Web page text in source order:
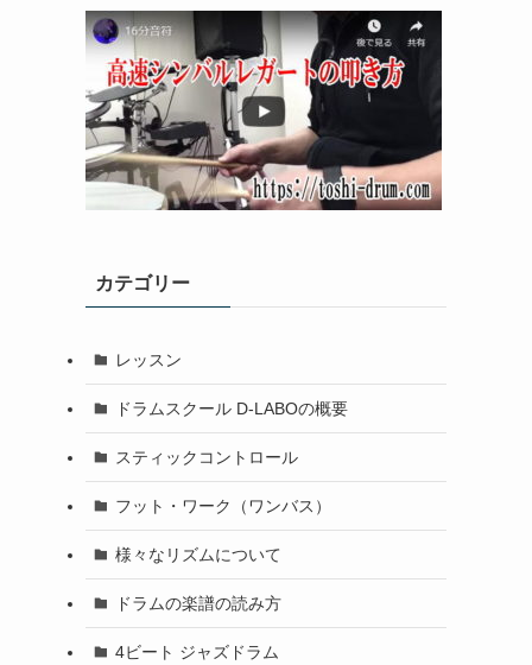
カテゴリー
レッスン
ドラムスクール D-LABOの概要
スティックコントロール
フット・ワーク（ワンバス）
様々なリズムについて
ドラムの楽譜の読み方
4ビート ジャズドラム